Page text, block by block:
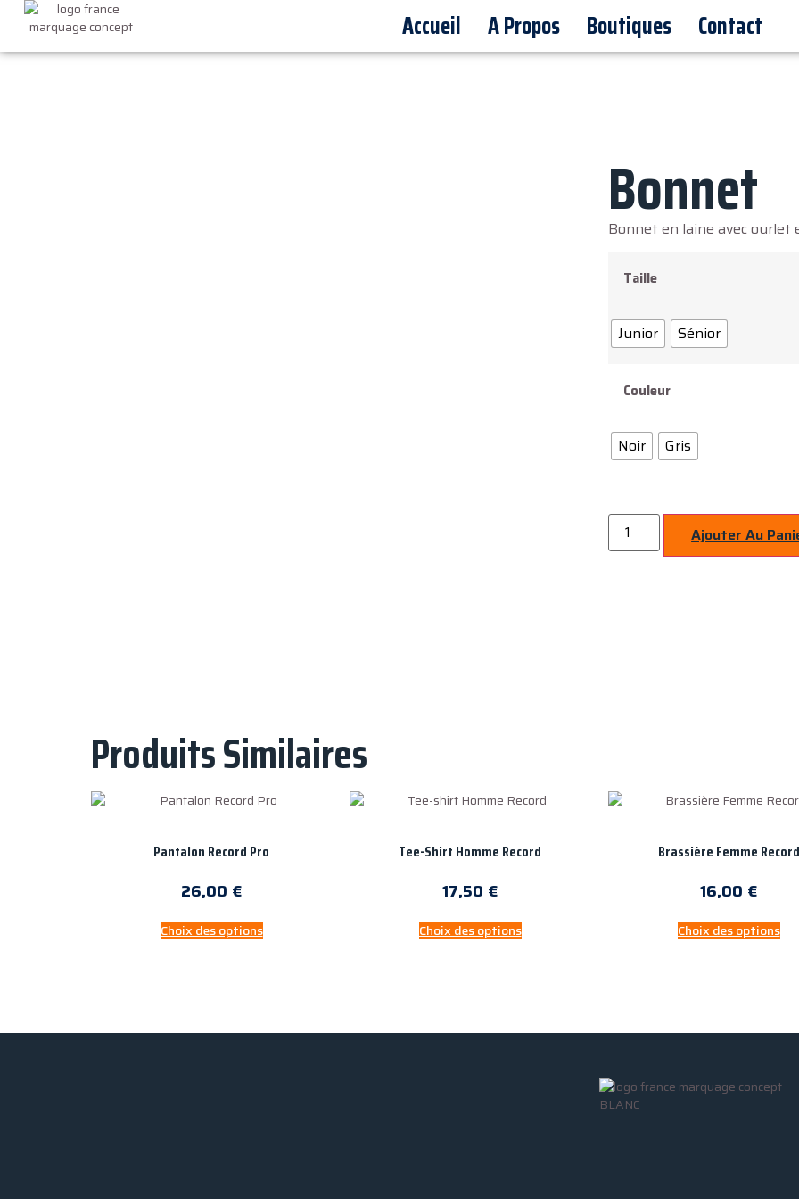
Accueil A Propos Boutiques Contact
Bonnet
Bonnet en laine avec ourlet
Taille
Junior Sénior
Couleur
Noir Gris
Ajouter Au
Produits Similaires
Pantalon Record Pro
26,00 €
Choix des options
Tee-Shirt Homme Record
17,50 €
Choix des options
Brassière Femme Record
16,00 €
Choix des options